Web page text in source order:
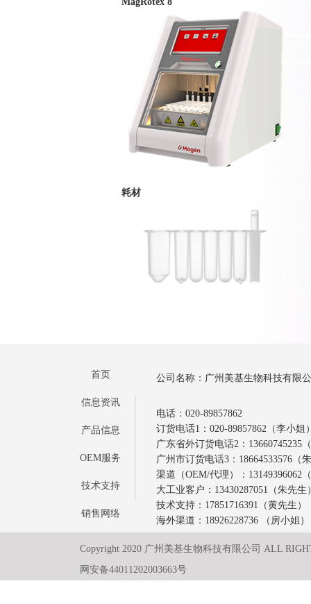
耗材
首页
信息资讯
产品信息
OEM服务
技术支持
销售网络
公司名称：广州美基生物科技有限
电话：020-89857862
订货电话1：020-89857862（李小姐
广东省外订货电话2：13660745235
广州市订货电话3：18664533576（
渠道（OEM/代理）：13149396062
大工业客户：13430287051（朱先生
技术支持：17851716391（黄先生）
海外渠道：18926228736 （房小姐）
Copyright 2020 广州美基生物科技有限公司 ALL
网安备44011202003663号